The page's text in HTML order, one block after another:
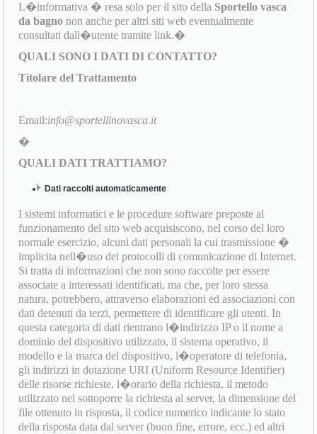
L�informativa � resa solo per il sito della Sportello vasca
da bagno non anche per altri siti web eventualmente
consultati dall�utente tramite link.�
QUALI SONO I DATI DI CONTATTO?
Titolare del Trattamento
Email:info@sportellinovasca.it
�
QUALI DATI TRATTIAMO?
Dati raccolti automaticamente
I sistemi informatici e le procedure software preposte al
funzionamento del sito web acquisiscono, nel corso del loro
normale esercizio, alcuni dati personali la cui trasmissione �
implicita nell�uso dei protocolli di comunicazione di Internet.
Si tratta di informazioni che non sono raccolte per essere
associate a interessati identificati, ma che, per loro stessa
natura, potrebbero, attraverso elaborazioni ed associazioni con
dati detenuti da terzi, permettere di identificare gli utenti. In
questa categoria di dati rientrano l�indirizzo IP o il nome a
dominio del dispositivo utilizzato, il sistema operativo, il
modello e la marca del dispositivo, l�operatore di telefonia,
gli indirizzi in dotazione URI (Uniform Resource Identifier)
delle risorse richieste, l�orario della richiesta, il metodo
utilizzato nel sottoporre la richiesta al server, la dimensione del
file ottenuto in risposta, il codice numerico indicante lo stato
della risposta data dal server (buon fine, errore, ecc.) ed altri